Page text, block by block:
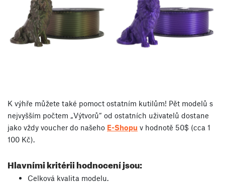
K výhře můžete také pomoct ostatním kutilům! Pět modelů s
nejvyšším počtem „Výtvorů“ od ostatních uživatelů dostane
jako vždy voucher do našeho E-Shopu v hodnotě 50$ (cca 1
100 Kč).
Hlavními kritérii hodnocení jsou:
Celková kvalita modelu.